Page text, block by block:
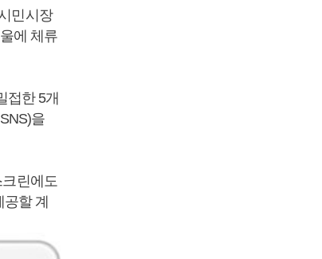
민시장
에 체류
접한 5개
을
린에도
공할 계